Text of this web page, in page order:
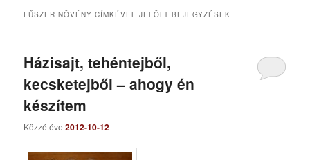
elsődleges
másodlagos
FŰSZER NÖVÉNY CÍMKÉVEL JELÖLT BEJEGYZÉSEK
Házisajt, tehéntejből,
kecsketejből – ahogy én
készítem
Közzétéve2012-10-12